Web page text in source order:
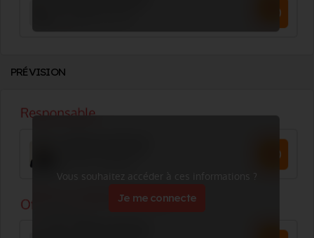
PRÉVISION
Vous souhaitez accéder à ces informations ?
Je me connecte